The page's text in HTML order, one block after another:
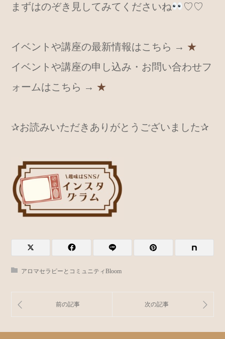
まずはのぞき見してみてくださいね
♡♡
イベントや講座の最新情報はこちら → ★
イベントや講座の申し込み・お問い合わせフ
ォームはこちら → ★
✰お読みいただきありがとうございました✰
アロマセラピーとコミュニティBloom